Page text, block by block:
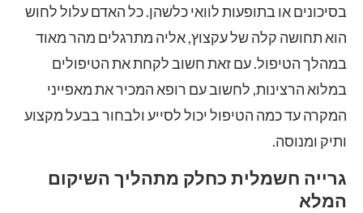
בסיכונים או בתופעות לוואי כלשהן. כל האדם עלול לחוש
הוא תחושה קלה של עקצוץ, אליה מתרגלים מהר מאוד
במהלך הטיפול. עם זאת חשוב לקחת את הטיפולים
במלוא הרצינות, לחשוב עם רופא המכיר את מאפייני
המקרה עד כמה הטיפול יכול לסייע ולבחור בבעל מקצוע
ותיק ומנוסה.
גרייה חשמלית כחלק מתהליך השיקום
המלא